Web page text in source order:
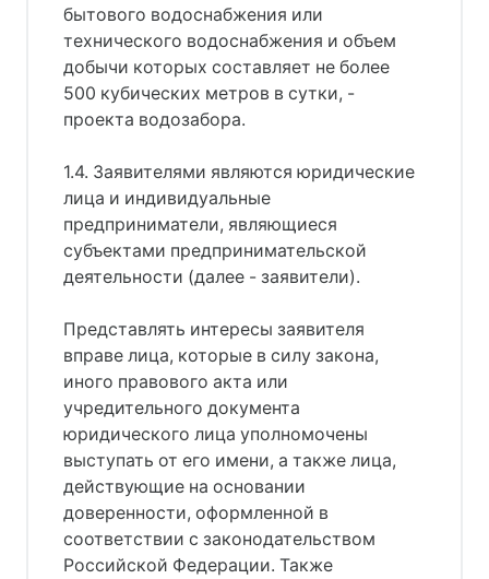
бытового водоснабжения или
технического водоснабжения и объем
добычи которых составляет не более
500 кубических метров в сутки, -
проекта водозабора.
1.4. Заявителями являются юридические
лица и индивидуальные
предприниматели, являющиеся
субъектами предпринимательской
деятельности (далее - заявители).
Представлять интересы заявителя
вправе лица, которые в силу закона,
иного правового акта или
учредительного документа
юридического лица уполномочены
выступать от его имени, а также лица,
действующие на основании
доверенности, оформленной в
соответствии с законодательством
Российской Федерации. Также